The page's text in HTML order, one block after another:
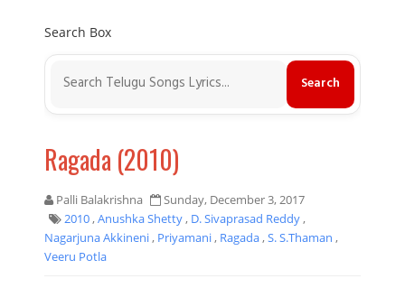
Search Box
Ragada (2010)
Palli Balakrishna
Sunday, December 3, 2017
2010,Anushka Shetty, D. Sivaprasad Reddy,
Nagarjuna Akkineni, Priyamani, Ragada,S. S.Thaman ,
Veeru Potla